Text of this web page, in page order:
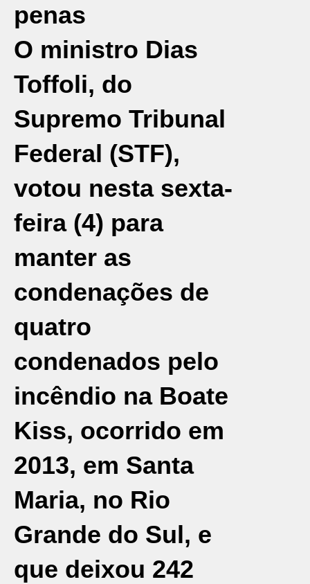
penas
O ministro Dias
Toffoli, do
Supremo Tribunal
Federal (STF),
votou nesta sexta-
feira (4) para
manter as
condenações de
quatro
condenados pelo
incêndio na Boate
Kiss, ocorrido em
2013, em Santa
Maria, no Rio
Grande do Sul, e
que deixou 242